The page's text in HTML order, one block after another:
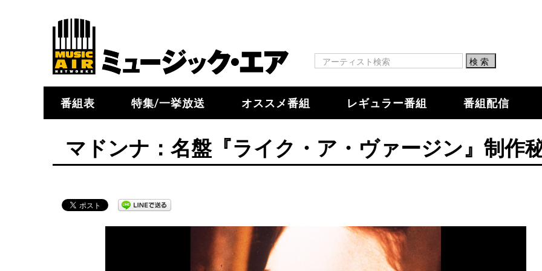
番組表 特集/一挙放送 オススメ番組 レギュラー番組 番組配信
マドンナ：名盤『ライク・ア・ヴァージン』制作